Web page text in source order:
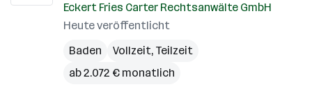
Eckert Fries Carter Rechtsanwälte GmbH
Heute veröffentlicht
Baden
Vollzeit, Teilzeit
ab 2.072 € monatlich